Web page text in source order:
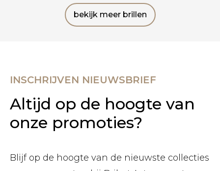
bekijk meer brillen
INSCHRIJVEN NIEUWSBRIEF
Altijd op de hoogte van
onze promoties?
Blijf op de hoogte van de nieuwste collecties